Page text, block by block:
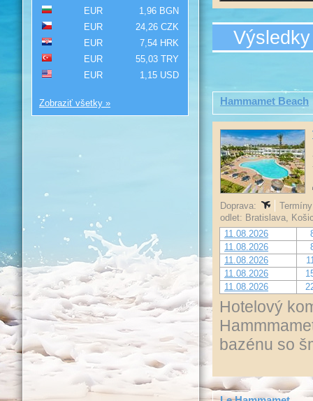
Hammamet Beach
Doprava:
odlet: Bratislava,
11.08.2026
11.08.2026
11.08.2026
11.08.2026
11.08.2026
Hotelový
bazénu so
EUR
1,96 BGN
EUR
24,26 CZK
EUR
7,54 HRK
EUR
55,03 TRY
EUR
1,15 USD
Zobraziť všetky »